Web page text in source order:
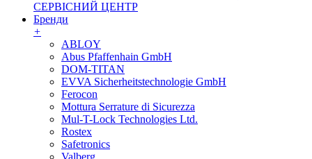
СЕРВІСНИЙ ЦЕНТР
Бренди
+
ABLOY
Abus Pfaffenhain GmbH
DOM-TITAN
EVVA Sicherheitstechnologie GmbH
Ferocon
Mottura Serrature di Sicurezza
Mul-T-Lock Technologies Ltd.
Rostex
Safetronics
Valberg